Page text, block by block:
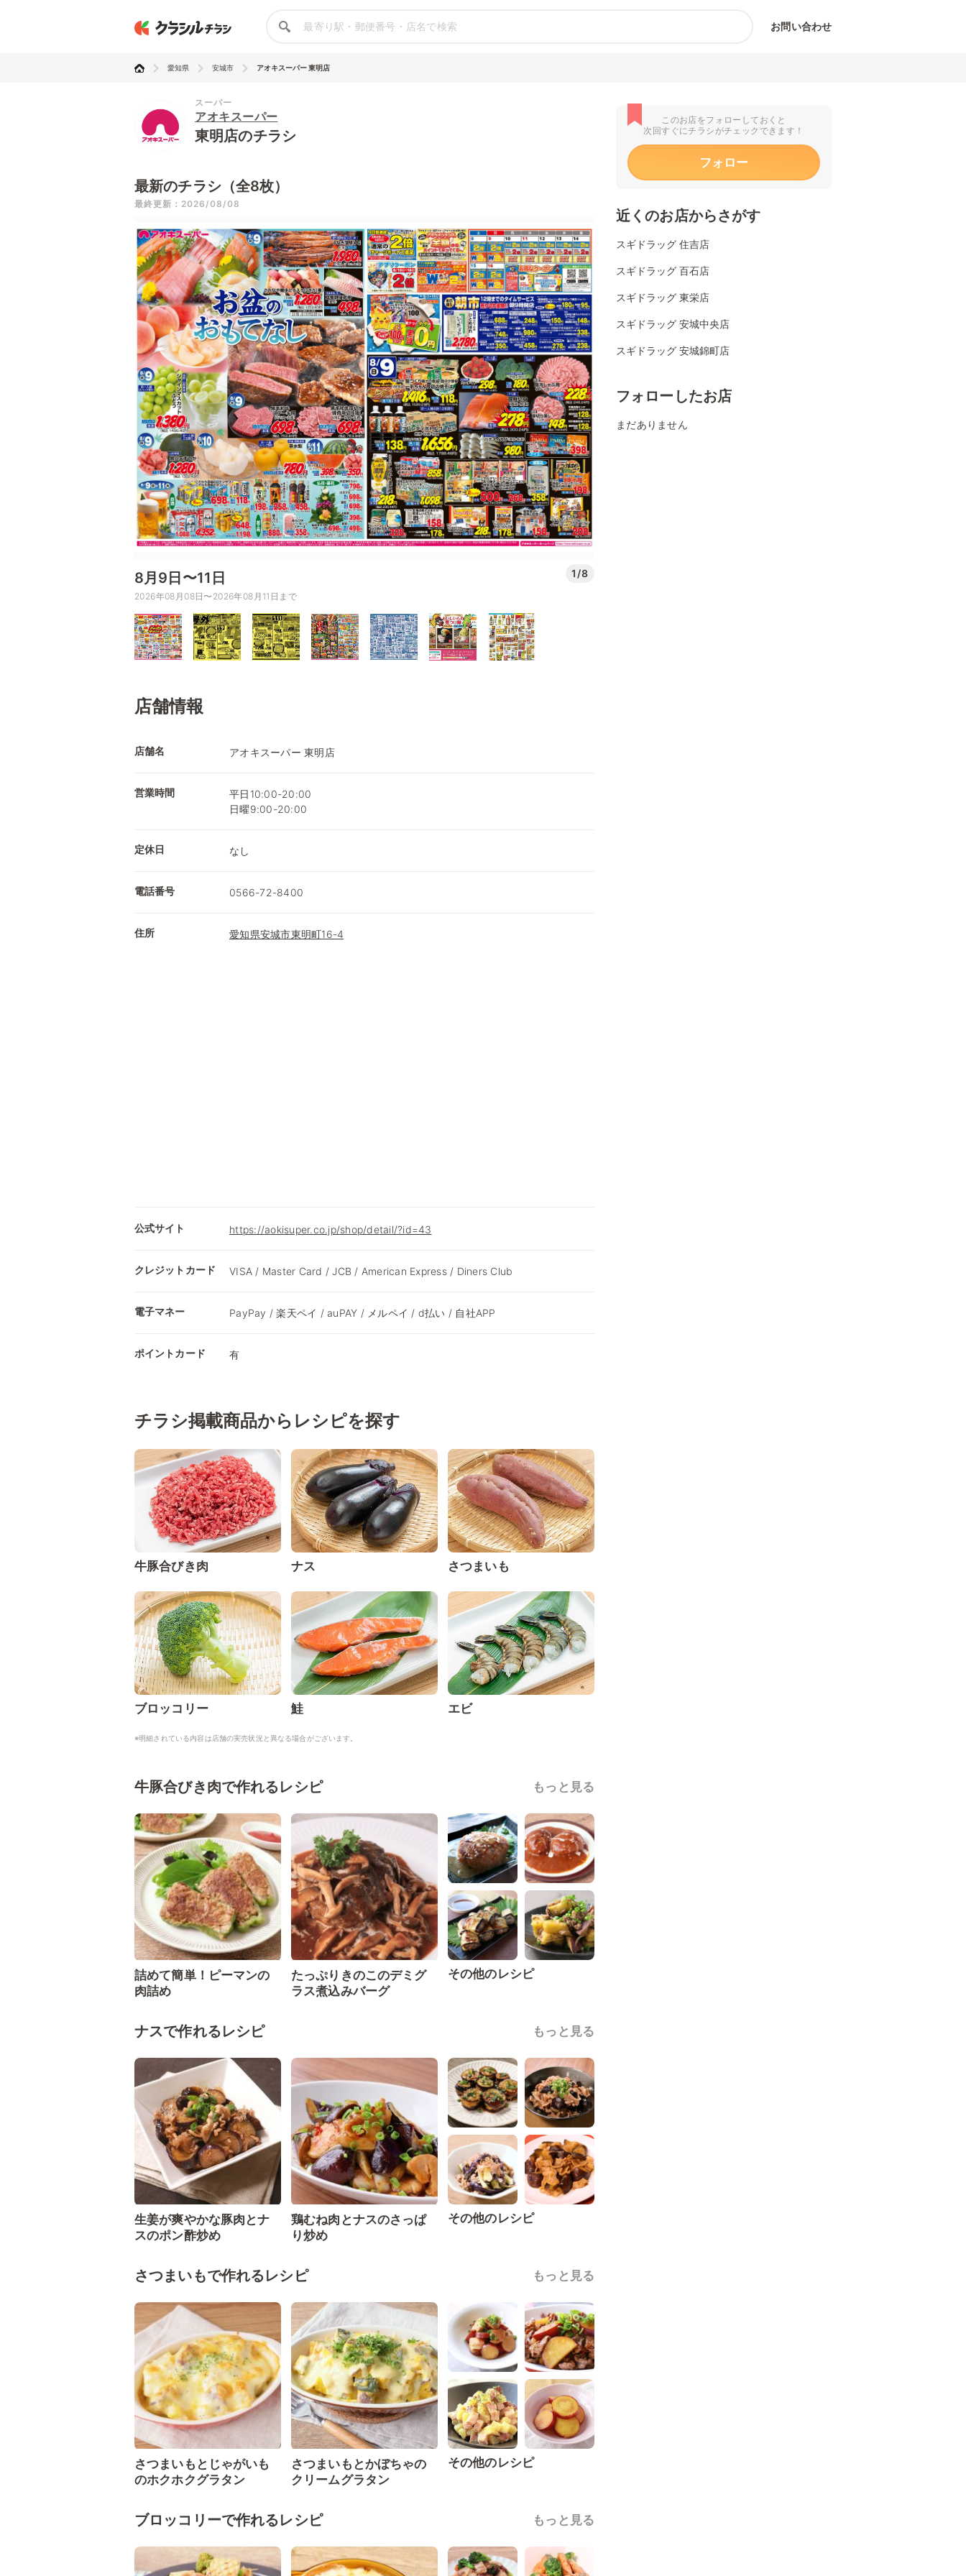
お問い合わせ
愛知県 安城市 アオキスーパー 東明店
スーパー
アオキスーパー
東明店のチラシ
最新のチラシ（全8枚）
最終更新：2026/08/08
8月9日〜11日 1/8
2026年08月08日〜2026年08月11日まで
店舗情報
店舗名 アオキスーパー 東明店
営業時間
平日10:00-20:00
日曜9:00-20:00
定休日 なし
電話番号 0566-72-8400
住所 愛知県安城市東明町16-4
公式サイト https://aokisuper.co.jp/shop/detail/?id=43
クレジットカード VISA / Master Card / JCB / American Express / Diners Club
電子マネー PayPay / 楽天ペイ / auPAY / メルペイ / d払い / 自社APP
ポイントカード 有
チラシ掲載商品からレシピを探す
牛豚合びき肉 ナス さつまいも
ブロッコリー 鮭 エビ
※明細されている内容は店舗の実売状況と異なる場合がございます。
牛豚合びき肉で作れるレシピ もっと見る
詰めて簡単！ピーマンの
肉詰め
たっぷりきのこのデミグ
ラス煮込みバーグ
その他のレシピ
ナスで作れるレシピ もっと見る
生姜が爽やかな豚肉とナ
スのポン酢炒め
鶏むね肉とナスのさっぱ
り炒め
その他のレシピ
さつまいもで作れるレシピ もっと見る
さつまいもとじゃがいも
のホクホクグラタン
さつまいもとかぼちゃの
クリームグラタン
その他のレシピ
ブロッコリーで作れるレシピ もっと見る
このお店をフォローしておくと
次回すぐにチラシがチェックできます！
フォロー
近くのお店からさがす
スギドラッグ 住吉店
スギドラッグ 百石店
スギドラッグ 東栄店
スギドラッグ 安城中央店
スギドラッグ 安城錦町店
フォローしたお店
まだありません